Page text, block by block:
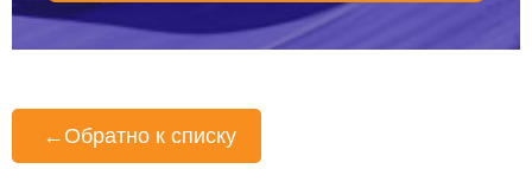
← Обратно к списку